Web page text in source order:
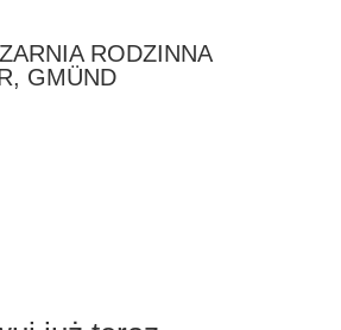
RODZINNA
GMÜND